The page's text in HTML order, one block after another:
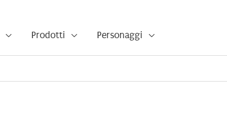
Prodotti Personaggi